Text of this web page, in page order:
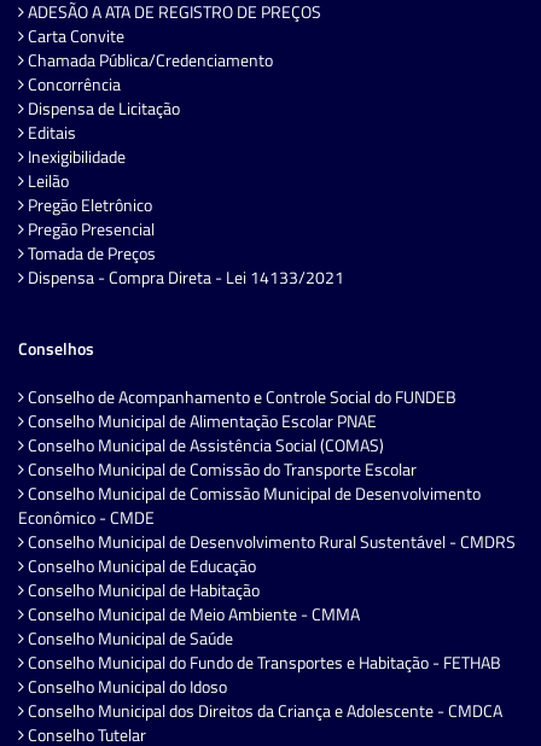
ADESÃO A ATA DE REGISTRO DE PREÇOS
Carta Convite
Chamada Pública/Credenciamento
Concorrência
Dispensa de Licitação
Editais
Inexigibilidade
Leilão
Pregão Eletrônico
Pregão Presencial
Tomada de Preços
Dispensa - Compra Direta - Lei 14133/2021
Conselhos
Conselho de Acompanhamento e Controle Social do FUNDEB
Conselho Municipal de Alimentação Escolar PNAE
Conselho Municipal de Assistência Social (COMAS)
Conselho Municipal de Comissão do Transporte Escolar
Conselho Municipal de Comissão Municipal de Desenvolvimento
Econômico - CMDE
Conselho Municipal de Desenvolvimento Rural Sustentável - CMDRS
Conselho Municipal de Educação
Conselho Municipal de Habitação
Conselho Municipal de Meio Ambiente - CMMA
Conselho Municipal de Saúde
Conselho Municipal do Fundo de Transportes e Habitação - FETHAB
Conselho Municipal do Idoso
Conselho Municipal dos Direitos da Criança e Adolescente - CMDCA
Conselho Tutelar